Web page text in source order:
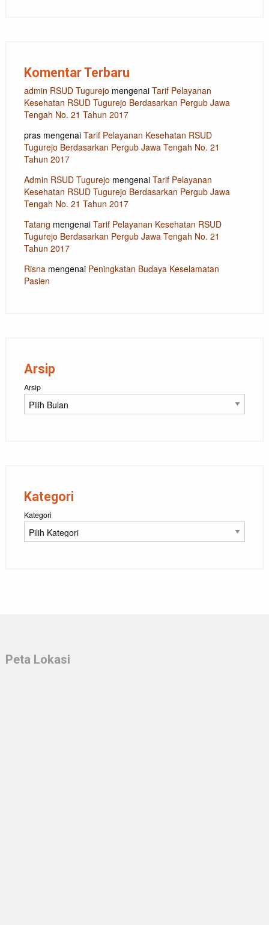
Komentar Terbaru
admin RSUD Tugurejo mengenai Tarif Pelayanan
Kesehatan RSUD Tugurejo Berdasarkan Pergub Jawa
Tengah No. 21 Tahun 2017
prasmengenai Tarif Pelayanan Kesehatan RSUD
Tugurejo Berdasarkan Pergub Jawa Tengah No. 21
Tahun 2017
Admin RSUD Tugurejo mengenai Tarif Pelayanan
Kesehatan RSUD Tugurejo Berdasarkan Pergub Jawa
Tengah No. 21 Tahun 2017
Tatang mengenai Tarif Pelayanan Kesehatan RSUD
Tugurejo Berdasarkan Pergub Jawa Tengah No. 21
Tahun 2017
Risnamengenai Peningkatan Budaya Keselamatan
Pasien
Arsip
Arsip
Kategori
Kategori
Peta Lokasi